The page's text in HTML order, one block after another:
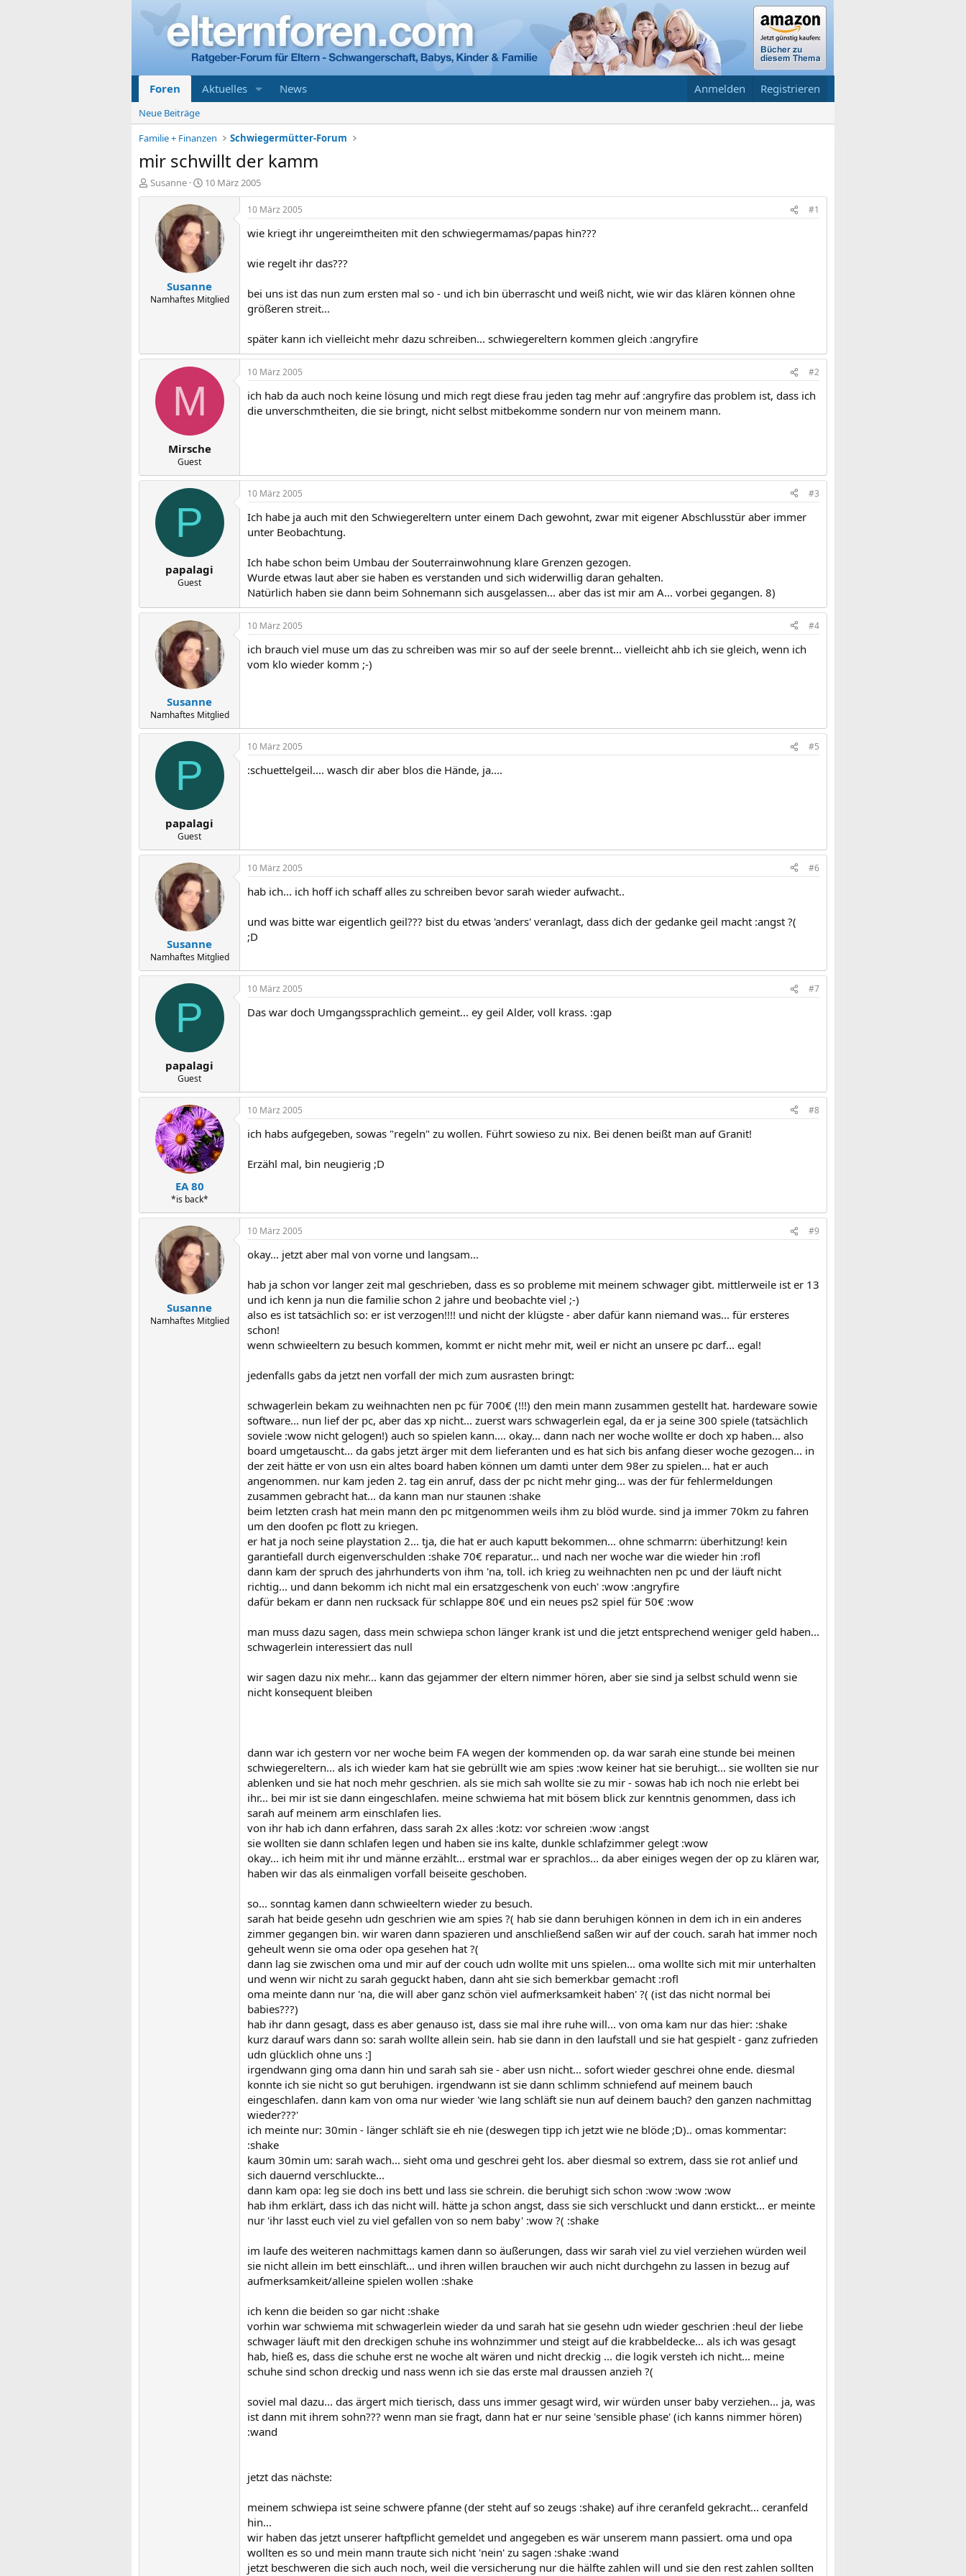
Foren Aktuelles News Anmelden Registrieren
Neue Beiträge
Familie + Finanzen
Schwiegermütter-Forum
mir schwillt der kamm
E
r
Susanne
E
r
s
e
l
l
t
a
m
10 März 2005
Susanne
Namhaftes Mitglied
10 März 2005 #1
wie kriegt ihr ungereimtheiten mit den schwiegermamas/papas hin???
wie regelt ihr das???
bei uns ist das nun zum ersten mal so - und ich bin überrascht und weiß nicht, wie wir das klären können ohne
größeren streit...
später kann ich vielleicht mehr dazu schreiben... schwiegereltern kommen gleich :angryfire
M
Mirsche
Guest
10 März 2005 #2
ich hab da auch noch keine lösung und mich regt diese frau jeden tag mehr auf :angryfire das problem ist, dass ich
die unverschmtheiten, die sie bringt, nicht selbst mitbekomme sondern nur von meinem mann.
P
papalagi
Guest
10 März 2005 #3
Ich habe ja auch mit den Schwiegereltern unter einem Dach gewohnt, zwar mit eigener Abschlusstür aber immer
unter Beobachtung.
Ich habe schon beim Umbau der Souterrainwohnung klare Grenzen gezogen.
Wurde etwas laut aber sie haben es verstanden und sich widerwillig daran gehalten.
Natürlich haben sie dann beim Sohnemann sich ausgelassen... aber das ist mir am A... vorbei gegangen. 8)
Susanne
Namhaftes Mitglied
10 März 2005 #4
ich brauch viel muse um das zu schreiben was mir so auf der seele brennt... vielleicht ahb ich sie gleich, wenn ich
vom klo wieder komm ;-)
P
papalagi
Guest
10 März 2005 #5
:schuettelgeil.... wasch dir aber blos die Hände, ja....
Susanne
Namhaftes Mitglied
10 März 2005 #6
hab ich... ich hoff ich schaff alles zu schreiben bevor sarah wieder aufwacht..
und was bitte war eigentlich geil??? bist du etwas 'anders' veranlagt, dass dich der gedanke geil macht :angst ?(
;D
P
papalagi
Guest
10 März 2005 #7
Das war doch Umgangssprachlich gemeint... ey geil Alder, voll krass. :gap
EA 80
*is back*
10 März 2005 #8
ich habs aufgegeben, sowas "regeln" zu wollen. Führt sowieso zu nix. Bei denen beißt man auf Granit!
Erzähl mal, bin neugierig ;D
Susanne
Namhaftes Mitglied
10 März 2005 #9
okay... jetzt aber mal von vorne und langsam...
hab ja schon vor langer zeit mal geschrieben, dass es so probleme mit meinem schwager gibt. mittlerweile ist er 13
und ich kenn ja nun die familie schon 2 jahre und beobachte viel ;-)
also es ist tatsächlich so: er ist verzogen!!!! und nicht der klügste - aber dafür kann niemand was... für ersteres
schon!
wenn schwieeltern zu besuch kommen, kommt er nicht mehr mit, weil er nicht an unsere pc darf... egal!
jedenfalls gabs da jetzt nen vorfall der mich zum ausrasten bringt:
schwagerlein bekam zu weihnachten nen pc für 700€ (!!!) den mein mann zusammen gestellt hat. hardeware sowie
software... nun lief der pc, aber das xp nicht... zuerst wars schwagerlein egal, da er ja seine 300 spiele (tatsächlich
soviele :wow nicht gelogen!) auch so spielen kann.... okay... dann nach ner woche wollte er doch xp haben... also
board umgetauscht... da gabs jetzt ärger mit dem lieferanten und es hat sich bis anfang dieser woche gezogen... in
der zeit hätte er von usn ein altes board haben können um damti unter dem 98er zu spielen... hat er auch
angenommen. nur kam jeden 2. tag ein anruf, dass der pc nicht mehr ging... was der für fehlermeldungen
zusammen gebracht hat... da kann man nur staunen :shake
beim letzten crash hat mein mann den pc mitgenommen weils ihm zu blöd wurde. sind ja immer 70km zu fahren
um den doofen pc flott zu kriegen.
er hat ja noch seine playstation 2... tja, die hat er auch kaputt bekommen... ohne schmarrn: überhitzung! kein
garantiefall durch eigenverschulden :shake 70€ reparatur... und nach ner woche war die wieder hin :rofl
dann kam der spruch des jahrhunderts von ihm 'na, toll. ich krieg zu weihnachten nen pc und der läuft nicht
richtig... und dann bekomm ich nicht mal ein ersatzgeschenk von euch' :wow :angryfire
dafür bekam er dann nen rucksack für schlappe 80€ und ein neues ps2 spiel für 50€ :wow
man muss dazu sagen, dass mein schwiepa schon länger krank ist und die jetzt entsprechend weniger geld haben...
schwagerlein interessiert das null
wir sagen dazu nix mehr... kann das gejammer der eltern nimmer hören, aber sie sind ja selbst schuld wenn sie
nicht konsequent bleiben
dann war ich gestern vor ner woche beim FA wegen der kommenden op. da war sarah eine stunde bei meinen
schwiegereltern... als ich wieder kam hat sie gebrüllt wie am spies :wow keiner hat sie beruhigt... sie wollten sie nur
ablenken und sie hat noch mehr geschrien. als sie mich sah wollte sie zu mir - sowas hab ich noch nie erlebt bei
ihr... bei mir ist sie dann eingeschlafen. meine schwiema hat mit bösem blick zur kenntnis genommen, dass ich
sarah auf meinem arm einschlafen lies.
von ihr hab ich dann erfahren, dass sarah 2x alles :kotz: vor schreien :wow :angst
sie wollten sie dann schlafen legen und haben sie ins kalte, dunkle schlafzimmer gelegt :wow
okay... ich heim mit ihr und männe erzählt... erstmal war er sprachlos... da aber einiges wegen der op zu klären war,
haben wir das als einmaligen vorfall beiseite geschoben.
so... sonntag kamen dann schwieeltern wieder zu besuch.
sarah hat beide gesehn udn geschrien wie am spies ?( hab sie dann beruhigen können in dem ich in ein anderes
zimmer gegangen bin. wir waren dann spazieren und anschließend saßen wir auf der couch. sarah hat immer noch
geheult wenn sie oma oder opa gesehen hat ?(
dann lag sie zwischen oma und mir auf der couch udn wollte mit uns spielen... oma wollte sich mit mir unterhalten
und wenn wir nicht zu sarah geguckt haben, dann aht sie sich bemerkbar gemacht :rofl
oma meinte dann nur 'na, die will aber ganz schön viel aufmerksamkeit haben' ?( (ist das nicht normal bei
babies???)
hab ihr dann gesagt, dass es aber genauso ist, dass sie mal ihre ruhe will... von oma kam nur das hier: :shake
kurz darauf wars dann so: sarah wollte allein sein. hab sie dann in den laufstall und sie hat gespielt - ganz zufrieden
udn glücklich ohne uns :]
irgendwann ging oma dann hin und sarah sah sie - aber usn nicht... sofort wieder geschrei ohne ende. diesmal
konnte ich sie nicht so gut beruhigen. irgendwann ist sie dann schlimm schniefend auf meinem bauch
eingeschlafen. dann kam von oma nur wieder 'wie lang schläft sie nun auf deinem bauch? den ganzen nachmittag
wieder???'
ich meinte nur: 30min - länger schläft sie eh nie (deswegen tipp ich jetzt wie ne blöde ;D).. omas kommentar:
:shake
kaum 30min um: sarah wach... sieht oma und geschrei geht los. aber diesmal so extrem, dass sie rot anlief und
sich dauernd verschluckte...
dann kam opa: leg sie doch ins bett und lass sie schrein. die beruhigt sich schon :wow :wow :wow
hab ihm erklärt, dass ich das nicht will. hätte ja schon angst, dass sie sich verschluckt und dann erstickt... er meinte
nur 'ihr lasst euch viel zu viel gefallen von so nem baby' :wow ?( :shake
im laufe des weiteren nachmittags kamen dann so äußerungen, dass wir sarah viel zu viel verziehen würden weil
sie nicht allein im bett einschläft... und ihren willen brauchen wir auch nicht durchgehn zu lassen in bezug auf
aufmerksamkeit/alleine spielen wollen :shake
ich kenn die beiden so gar nicht :shake
vorhin war schwiema mit schwagerlein wieder da und sarah hat sie gesehn udn wieder geschrien :heul der liebe
schwager läuft mit den dreckigen schuhe ins wohnzimmer und steigt auf die krabbeldecke... als ich was gesagt
hab, hieß es, dass die schuhe erst ne woche alt wären und nicht dreckig ... die logik versteh ich nicht... meine
schuhe sind schon dreckig und nass wenn ich sie das erste mal draussen anzieh ?(
soviel mal dazu... das ärgert mich tierisch, dass uns immer gesagt wird, wir würden unser baby verziehen... ja, was
ist dann mit ihrem sohn??? wenn man sie fragt, dann hat er nur seine 'sensible phase' (ich kanns nimmer hören)
:wand
jetzt das nächste:
meinem schwiepa ist seine schwere pfanne (der steht auf so zeugs :shake) auf ihre ceranfeld gekracht... ceranfeld
hin...
wir haben das jetzt unserer haftpflicht gemeldet und angegeben es wär unserem mann passiert. oma und opa
wollten es so und mein mann traute sich nicht 'nein' zu sagen :shake :wand
jetzt beschweren die sich auch noch, weil die versicherung nur die hälfte zahlen will und sie den rest zahlen sollten